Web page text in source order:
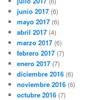
junio 2017 (6)
mayo 2017 (6)
abril 2017 (4)
marzo 2017 (6)
febrero 2017 (7)
enero 2017 (7)
diciembre 2016 (6)
noviembre 2016 (6)
octubre 2016 (7)